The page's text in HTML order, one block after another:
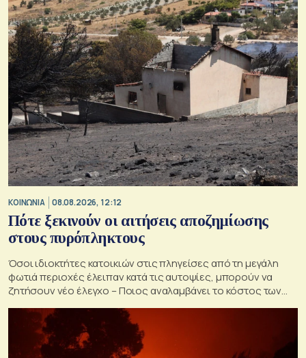
ΚΟΙΝΩΝΙΑ 08.08.2026, 12:12
Πότε ξεκινούν οι αιτήσεις αποζημίωσης
στους πυρόπληκτους
Όσοι ιδιοκτήτες κατοικιών στις πληγείσες από τη μεγάλη
φωτιά περιοχές έλειπαν κατά τις αυτοψίες, μπορούν να
ζητήσουν νέο έλεγχο – Ποιος αναλαμβάνει το κόστος των